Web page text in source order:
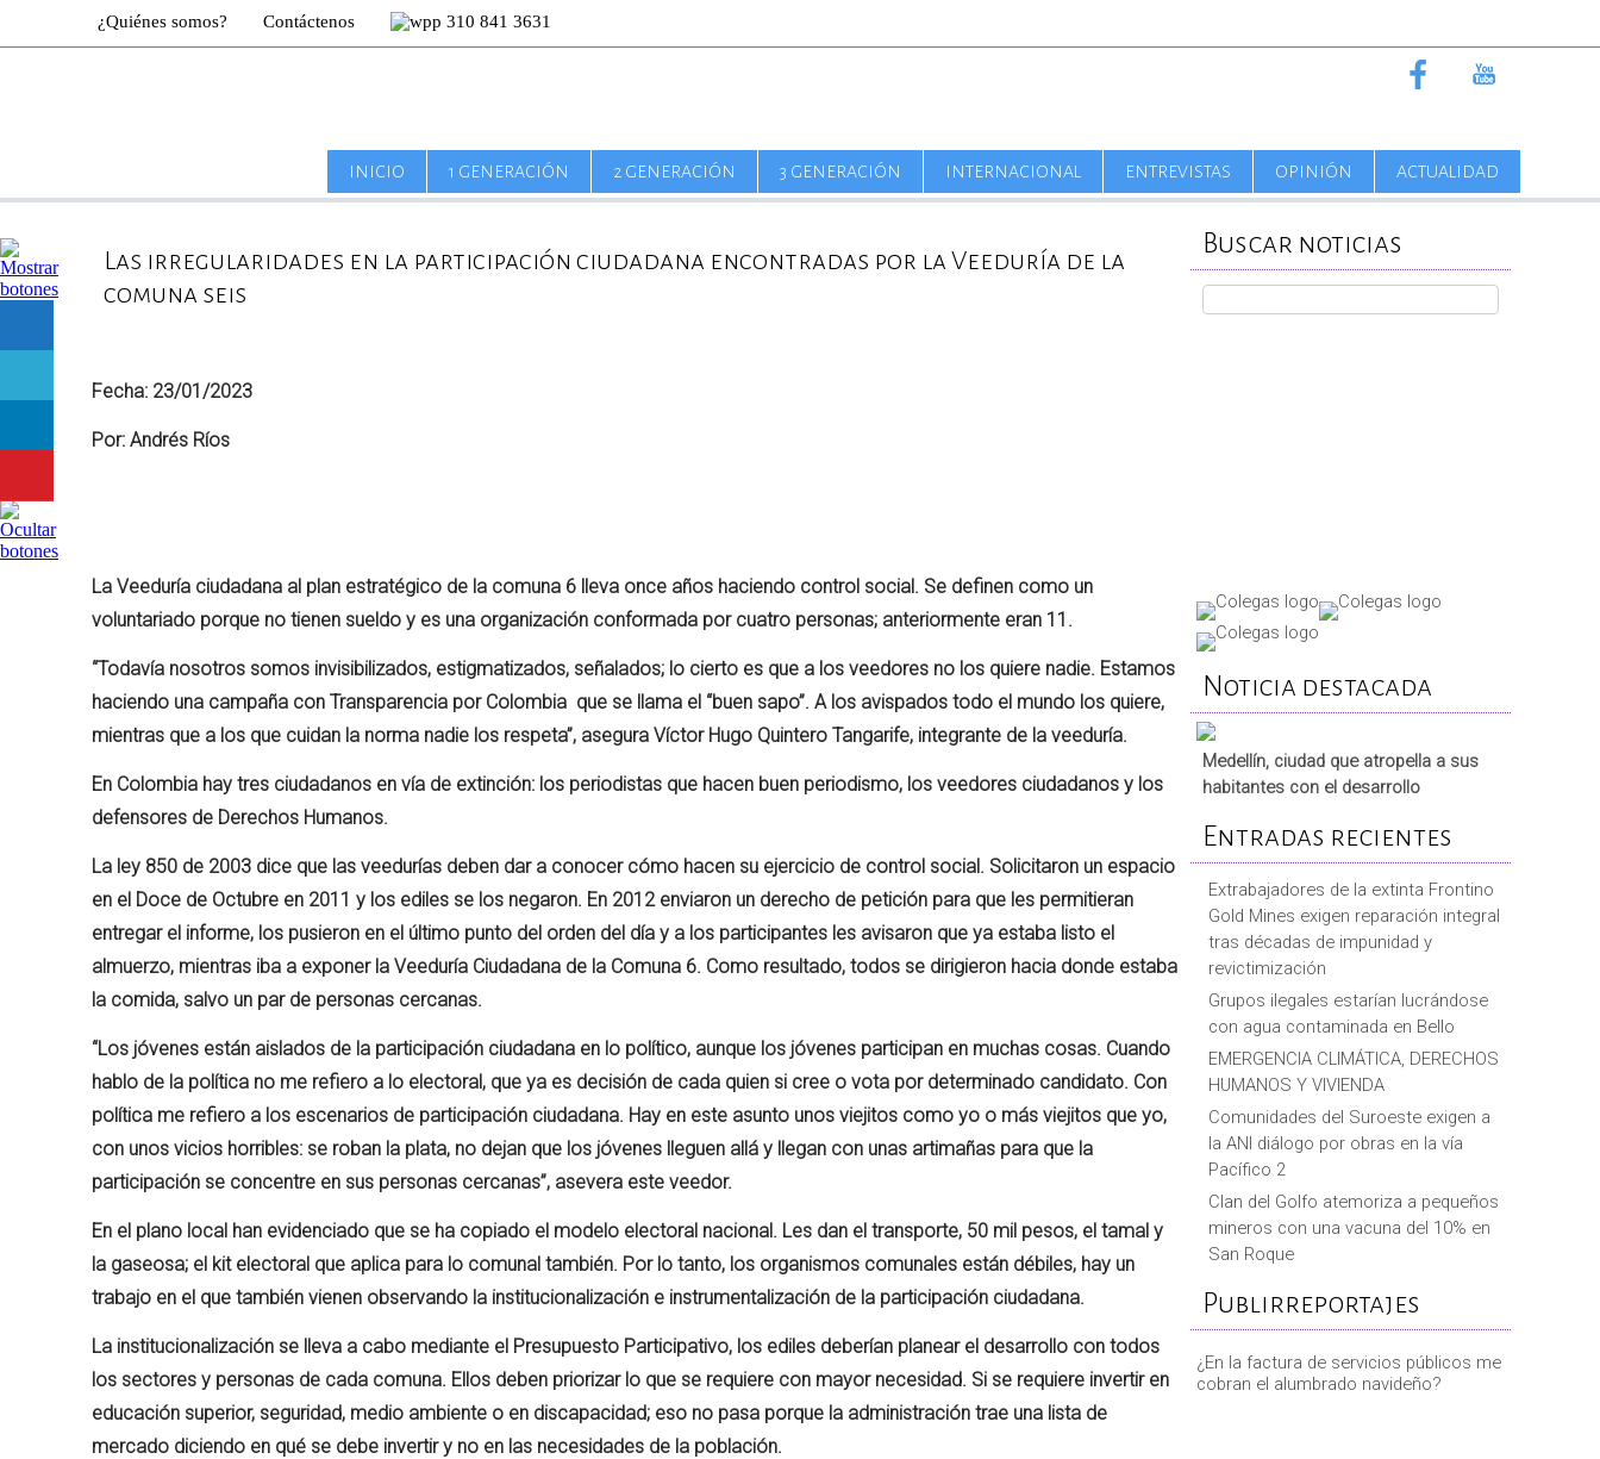
¿Quiénes somos? Contáctenos 310 841 3631
INICIO 1 GENERACIÓN 2 GENERACIÓN 3 GENERACIÓN INTERNACIONAL ENTREVISTAS OPINIÓN ACTUALIDAD
Las irregularidades en la participación ciudadana encontradas por la Veeduría de la
comuna seis
Fecha: 23/01/2023
Por: Andrés Ríos
La Veeduría ciudadana al plan estratégico de la comuna 6 lleva once años haciendo control social. Se definen como un
voluntariado porque no tienen sueldo y es una organización conformada por cuatro personas; anteriormente eran 11.
“Todavía nosotros somos invisibilizados, estigmatizados, señalados; lo cierto es que a los veedores no los quiere nadie. Estamos
haciendo una campaña con Transparencia por Colombia que se llama el “buen sapo”. A los avispados todo el mundo los quiere,
mientras que a los que cuidan la norma nadie los respeta”, asegura Víctor Hugo Quintero Tangarife, integrante de la veeduría.
En Colombia hay tres ciudadanos en vía de extinción: los periodistas que hacen buen periodismo, los veedores ciudadanos y los
defensores de Derechos Humanos.
La ley 850 de 2003 dice que las veedurías deben dar a conocer cómo hacen su ejercicio de control social. Solicitaron un espacio
en el Doce de Octubre en 2011 y los ediles se los negaron. En 2012 enviaron un derecho de petición para que les permitieran
entregar el informe, los pusieron en el último punto del orden del día y a los participantes les avisaron que ya estaba listo el
almuerzo, mientras iba a exponer la Veeduría Ciudadana de la Comuna 6. Como resultado, todos se dirigieron hacia donde estaba
la comida, salvo un par de personas cercanas.
“Los jóvenes están aislados de la participación ciudadana en lo político, aunque los jóvenes participan en muchas cosas. Cuando
hablo de la política no me refiero a lo electoral, que ya es decisión de cada quien si cree o vota por determinado candidato. Con
política me refiero a los escenarios de participación ciudadana. Hay en este asunto unos viejitos como yo o más viejitos que yo,
con unos vicios horribles: se roban la plata, no dejan que los jóvenes lleguen allá y llegan con unas artimañas para que la
participación se concentre en sus personas cercanas”, asevera este veedor.
En el plano local han evidenciado que se ha copiado el modelo electoral nacional. Les dan el transporte, 50 mil pesos, el tamal y
la gaseosa; el kit electoral que aplica para lo comunal también. Por lo tanto, los organismos comunales están débiles, hay un
trabajo en el que también vienen observando la institucionalización e instrumentalización de la participación ciudadana.
La institucionalización se lleva a cabo mediante el Presupuesto Participativo, los ediles deberían planear el desarrollo con todos
los sectores y personas de cada comuna. Ellos deben priorizar lo que se requiere con mayor necesidad. Si se requiere invertir en
educación superior, seguridad, medio ambiente o en discapacidad; eso no pasa porque la administración trae una lista de
mercado diciendo en qué se debe invertir y no en las necesidades de la población.
Buscar noticias
Noticia destacada
Medellín, ciudad que atropella a sus
habitantes con el desarrollo
Entradas recientes
Extrabajadores de la extinta Frontino
Gold Mines exigen reparación integral
tras décadas de impunidad y
revictimización
Grupos ilegales estarían lucrándose
con agua contaminada en Bello
EMERGENCIA CLIMÁTICA, DERECHOS
HUMANOS Y VIVIENDA
Comunidades del Suroeste exigen a
la ANI diálogo por obras en la vía
Pacífico 2
Clan del Golfo atemoriza a pequeños
mineros con una vacuna del 10% en
San Roque
Publirreportajes
¿En la factura de servicios públicos me
cobran el alumbrado navideño?